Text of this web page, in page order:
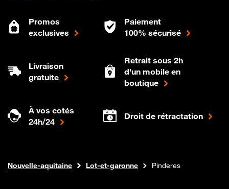
Promos
exclusives
Paiement
100% sécurisé
Livraison
gratuite
Retrait sous 2h
d'un mobile en
boutique
À vos cotés
24h/24
Droit de rétractation
Boutique Orange
Internet fibre
Nouvelle-aquitaine Lot-et-garonne Pinderes